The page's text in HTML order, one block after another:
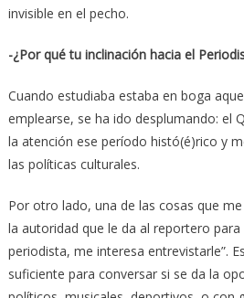
invisible en el pecho.
-¿Por qué tu inclinación hacia el
Cuando estudiaba estaba en boga
emplearse, se ha ido desplumando: el
la atención ese período histó(é)rico y
las políticas culturales.
Por otro lado, una de las cosas que
la autoridad que le da al reportero para
periodista, me interesa entrevistarle”.
suficiente para conversar si se da la